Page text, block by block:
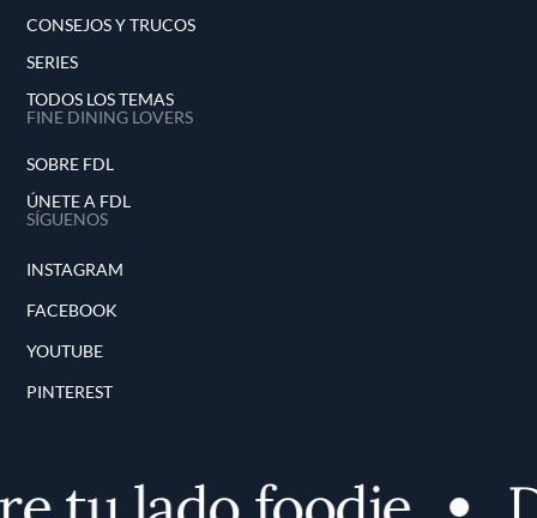
CONSEJOS Y TRUCOS
SERIES
TODOS LOS TEMAS
FINE DINING LOVERS
SOBRE FDL
ÚNETE A FDL
SÍGUENOS
INSTAGRAM
FACEBOOK
YOUTUBE
PINTEREST